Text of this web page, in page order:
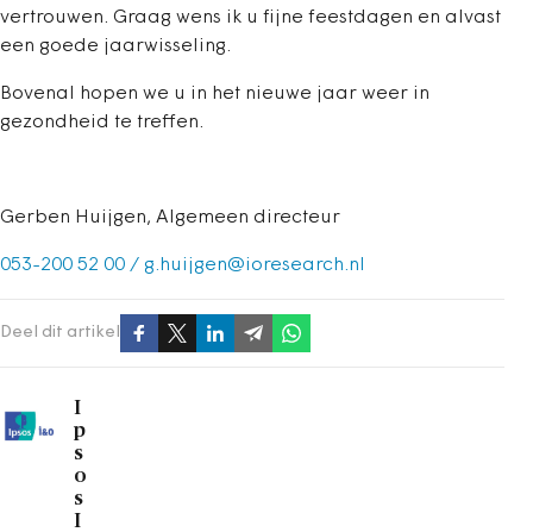
vertrouwen. Graag wens ik u fijne feestdagen en alvast
een goede jaarwisseling.
Bovenal hopen we u in het nieuwe jaar weer in
gezondheid te treffen.
Gerben Huijgen, Algemeen directeur
053-200 52 00 / g.huijgen@ioresearch.nl
Deel dit artikel
I
p
s
o
s
I